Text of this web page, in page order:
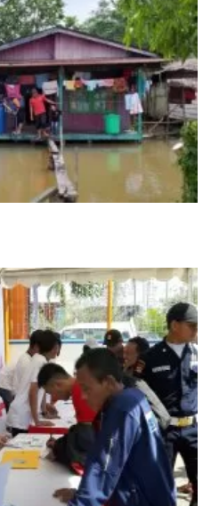
rumah di Kapuas